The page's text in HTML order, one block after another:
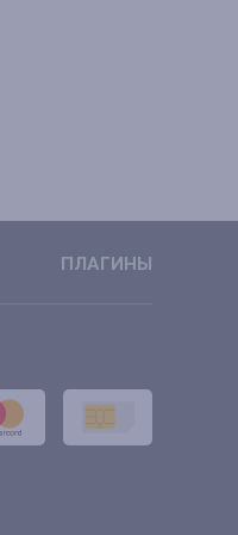
ПЛАГИНЫ